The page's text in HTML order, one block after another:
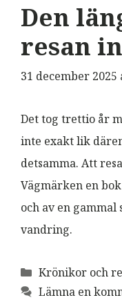
Den
resan
31 december 2025
Det tog trettio år
inte exakt lik
detsamma. Att
Vägmärken en
och av en
vandring.
Kategorier
Krönikor och
Lämna en